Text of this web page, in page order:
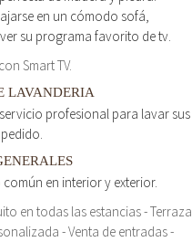
en un cómodo sofá,
su programa favorito de tv.
Smart TV.
LAVANDERIA
profesional para lavar sus
en interior y exterior.
en todas las estancias - Terraza
- Venta de entradas -